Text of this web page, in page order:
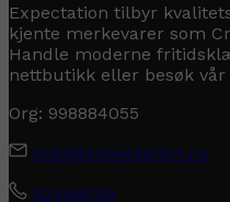
Expectation tilbyr
kjente merkevarer som
Handle moderne
nettbutikk eller besøk
Org: 998884055
post@expectation.no
92448009